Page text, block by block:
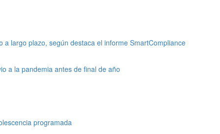
largo plazo, según destaca el informe SmartCompliance
a la pandemia antes de final de año
programada